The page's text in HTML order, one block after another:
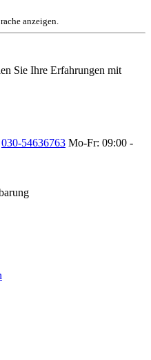
anzeigen.
Sie Ihre Erfahrungen mit
030-54636763 Mo-Fr: 09:00 -